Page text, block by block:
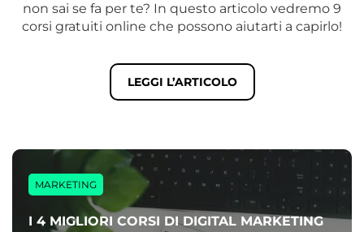
non sai se fa per te? In questo articolo vedremo 9
corsi gratuiti online che possono aiutarti a capirlo!
LEGGI L’ARTICOLO
MARKETING
I 4 MIGLIORI CORSI DI DIGITAL MARKETING